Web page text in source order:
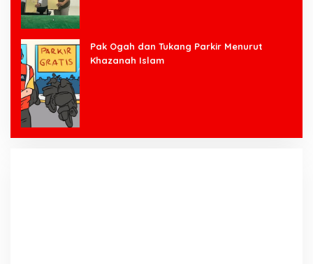
Pak Ogah dan Tukang Parkir Menurut
Khazanah Islam